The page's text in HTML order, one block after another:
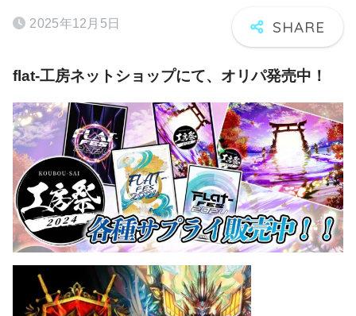
2025年12月5日
flat-工房ネットショップにて、オリパ発売中！